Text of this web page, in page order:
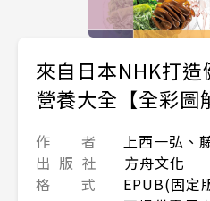
來自日本NHK打造
營養大全【全彩圖
作 者
上西一弘、
出 版 社
方舟文化
格 式
EPUB(固定